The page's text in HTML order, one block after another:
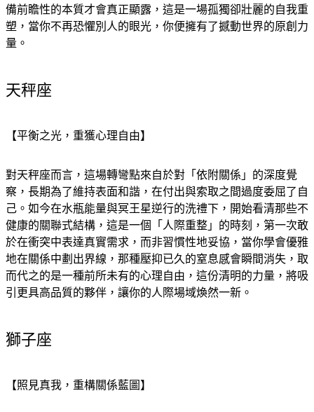
備前瞻性的本質才會真正顯露，這是一場孤獨卻壯麗的自我重
塑，當你不再恐懼別人的眼光，你便擁有了撼動世界的原創力
量。
天秤座
【平衡之光，重獲心理自由】
對天秤座而言，這場轉彎點來自於對「依附關係」的深度覺
察，長期為了維持表面和諧，在付出與索取之間過度委屈了自
己。如今在水瓶能量與冥王星逆行的洗禮下，開始看清那些不
健康的關聯式結構，這是一個「人際重整」的時刻，第一次敢
於在衝突中表達真實需求，而非習慣性地妥協，當你學會優雅
地在關係中劃出界線，那種壓抑已久的窒息感會瞬間消失，取
而代之的是一種前所未有的心理自由，這份清明的力量，將吸
引更具高品質的夥伴，讓你的人際場域煥然一新。
獅子座
【照見真我，重構關係藍圖】